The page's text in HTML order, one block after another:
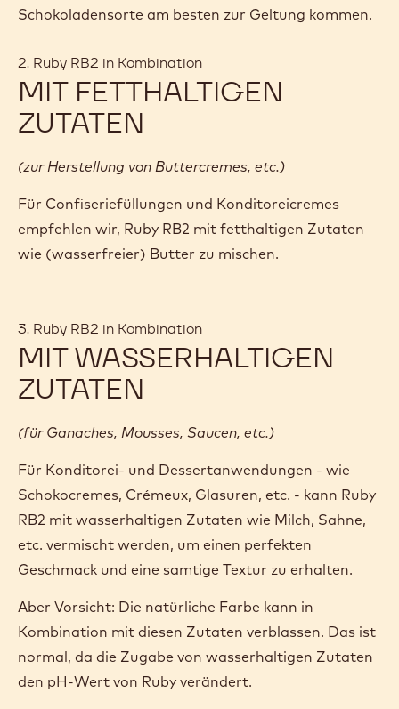
Schokoladensorte am besten zur Geltung kommen.
2. Ruby RB2 in Kombination
MIT FETTHALTIGEN
ZUTATEN
(zur Herstellung von Buttercremes, etc.)
Für Confiseriefüllungen und Konditoreicremes
empfehlen wir, Ruby RB2 mit fetthaltigen Zutaten
wie (wasserfreier) Butter zu mischen.
3. Ruby RB2 in Kombination
MIT WASSERHALTIGEN
ZUTATEN
(für Ganaches, Mousses, Saucen, etc.)
Für Konditorei- und Dessertanwendungen - wie
Schokocremes, Crémeux, Glasuren, etc. - kann Ruby
RB2 mit wasserhaltigen Zutaten wie Milch, Sahne,
etc. vermischt werden, um einen perfekten
Geschmack und eine samtige Textur zu erhalten.
Aber Vorsicht: Die natürliche Farbe kann in
Kombination mit diesen Zutaten verblassen. Das ist
normal, da die Zugabe von wasserhaltigen Zutaten
den pH-Wert von Ruby verändert.